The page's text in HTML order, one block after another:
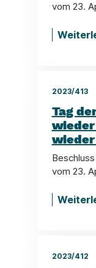
vom 23.
2023/413
Tag
wieder
vom 23.
2023/412